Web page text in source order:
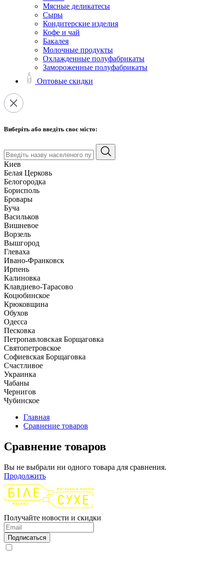
Мясные деликатесы
Сыры
Кондитерские изделия
Кофе и чай
Бакалея
Молочные продукты
Охлажденные полуфабрикаты
Замороженные полуфабрикаты
Оптовые скидки
Виберіть або введіть своє місто:
Киев
Белая Церковь
Белогородка
Борисполь
Бровары
Буча
Васильков
Вишневое
Ворзель
Вышгород
Глеваха
Ивано-Франковск
Ирпень
Калиновка
Клавдиево-Тарасово
Коцюбинское
Крюковщина
Обухов
Одесса
Песковка
Петропавловская Борщаговка
Святопетровское
Софиевская Борщаговка
Счастливое
Украинка
Чабаны
Чернигов
Чубинское
Главная
Сравнение товаров
Сравнение товаров
Вы не выбрали ни одного товара для сравнения.
Продолжить
Получайте новости и скидки
Подписаться